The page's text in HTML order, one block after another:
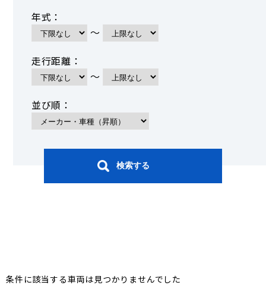
年式：
～
走行距離：
～
並び順：
条件に該当する車両は見つかりませんでした